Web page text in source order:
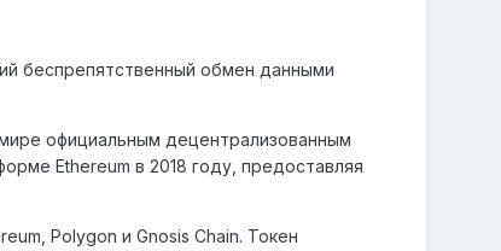
беспрепятственный обмен данными
официальным децентрализованным
Ethereum в 2018 году, предоставляя
Polygon и Gnosis Chain. Токен